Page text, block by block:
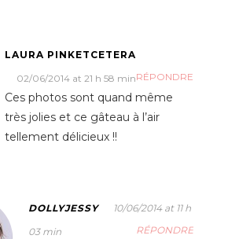
LAURA PINKETCETERA
02/06/2014 at 21 h 58 minRÉPONDRE
Ces photos sont quand même
très jolies et ce gâteau à l’air
tellement délicieux !!
DOLLYJESSY
10/06/2014 at 11 h
03 min
RÉPONDRE